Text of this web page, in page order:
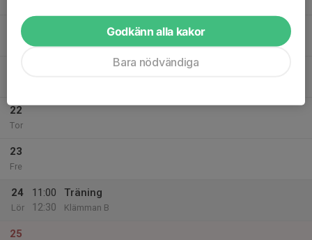
20
22
Tor
23
Fre
24
Lör
11:00
12:30
Träning
Klämman B
25
Godkänn alla kakor
Bara nödvändiga